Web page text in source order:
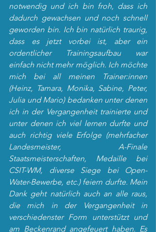
notwendig und ich bin froh, dass ich
dadurch gewachsen und noch schnell
geworden bin. Ich bin natürlich traurig,
dass es jetzt vorbei ist, aber ein
ordentlicher Trainingsaufbau war
einfach nicht mehr möglich. Ich möchte
mich bei all meinen Trainer:innen
(Heinz, Tamara, Monika, Sabine, Peter,
Julia und Mario) bedanken unter denen
ich in der Vergangenheit trainierte und
unter denen ich viel lernen durfte und
auch richtig viele Erfolge (mehrfacher
Landesmeister, A-Finale
Staatsmeisterschaften, Medaille bei
CSIT-WM, diverse Siege bei Open-
Water-Bewerbe, etc.) feiern durfte. Mein
Dank geht natürlich auch an alle raus,
die mich in der Vergangenheit in
verschiedenster Form unterstützt und
am Beckenrand angefeuert haben. Es